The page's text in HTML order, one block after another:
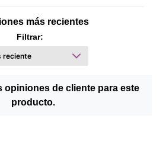
más recientes
Filtrar:
opiniones de cliente para este
producto.